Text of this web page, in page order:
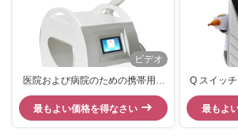
ビデオ
医院および病院のための携帯用Q
によって転換されるNd Yagレーザ
ーの顔料の取り外し機械
最もよい価格を得なさい
Q スイッ
ゥ
最もよ